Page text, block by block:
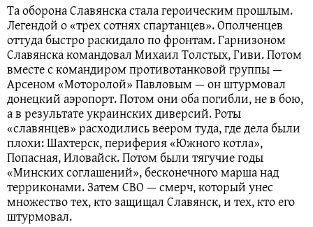
Та оборона Славянска стала героическим прошлым.
Легендой о «трех сотнях спартанцев». Ополченцев
оттуда быстро раскидало по фронтам. Гарнизоном
Славянска командовал Михаил Толстых, Гиви. Потом
вместе с командиром противотанковой группы —
Арсеном «Моторолой» Павловым — он штурмовал
донецкий аэропорт. Потом они оба погибли, не в бою,
а в результате украинских диверсий. Роты
«славянцев» расходились веером туда, где дела были
плохи: Шахтерск, периферия «Южного котла»,
Попасная, Иловайск. Потом были тягучие годы
«Минских соглашений», бесконечного марша над
терриконами. Затем СВО — смерч, который унес
множество тех, кто защищал Славянск, и тех, кто его
штурмовал.